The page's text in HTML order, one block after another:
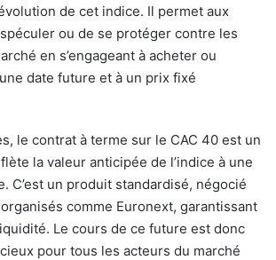
de cet indice. Il permet aux
ou de se protéger contre les
en s’engageant à acheter ou
date future et à un prix fixé
le contrat à terme sur le CAC 40 est un
la valeur anticipée de l’indice à une
C’est un produit standardisé, négocié
comme Euronext, garantissant
Le cours de ce future est donc
pour tous les acteurs du marché